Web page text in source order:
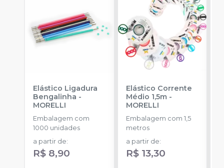
Elástico Ligadura
Bengalinha -
MORELLI
Embalagem com
1000 unidades
a partir de:
R$ 8,90
Elástico Corrente
Médio 1,5m-
MORELLI
Embalagem com 1,5
metros
a partir de:
R$ 13,30